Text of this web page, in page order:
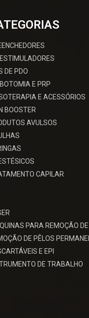
DE PDO
E PRP
E ACESSÓRIOS
BOOSTER
AVULSOS
CAPILAR
PARA REMOÇÃO
DE PÊLOS
E EPI
DE TRABALHO